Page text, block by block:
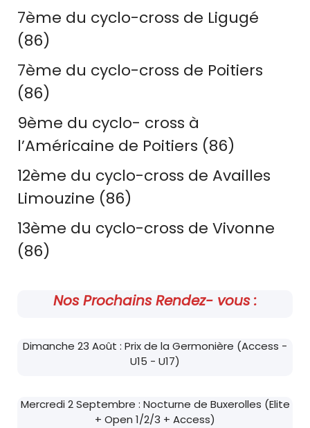
7ème du cyclo-cross de Ligugé
(86)
7ème du cyclo-cross de Poitiers
(86)
9ème du cyclo- cross à
l’Américaine de Poitiers (86)
12ème du cyclo-cross de Availles
Limouzine (86)
13ème du cyclo-cross de Vivonne
(86)
Nos Prochains Rendez- vous :
Dimanche 23 Août : Prix de la Germonière (Access -
U15 - U17)
Mercredi 2 Septembre : Nocturne de Buxerolles (Elite
+ Open 1/2/3 + Access)